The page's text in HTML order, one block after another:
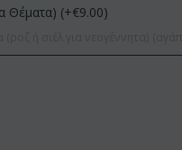
Θέματα) (+€9.00)